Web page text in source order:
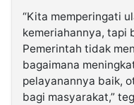
“Kita memperingati
kemeriahannya, tapi
Pemerintah tidak
bagaimana
pelayanannya baik,
bagi masyarakat,”